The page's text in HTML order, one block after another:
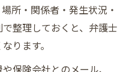
所・関係者・発生状況・
整理しておくと、弁護士
ります。
保険会社とのメール、